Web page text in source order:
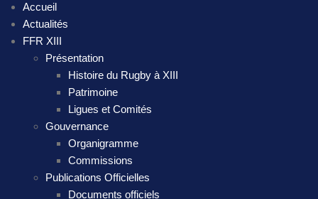
Accueil
Actualités
FFR XIII
Présentation
Histoire du Rugby à XIII
Patrimoine
Ligues et Comités
Gouvernance
Organigramme
Commissions
Publications Officielles
Documents officiels